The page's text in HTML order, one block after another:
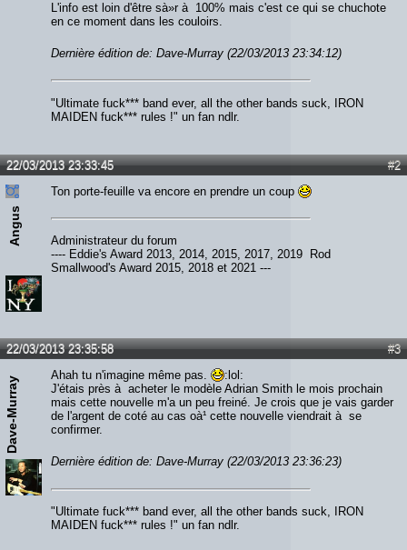
L'info est loin d'être sà»r à 100% mais c'est ce qui se chuchote
en ce moment dans les couloirs.
Dernière édition de: Dave-Murray (22/03/2013 23:34:12)
"Ultimate fuck*** band ever, all the other bands suck, IRON
MAIDEN fuck*** rules !" un fan ndlr.
#2
22/03/2013 23:33:45
Angus
Ton porte-feuille va encore en prendre un coup
Administrateur du forum
---- Eddie's Award 2013, 2014, 2015, 2017, 2019 Rod
Smallwood's Award 2015, 2018 et 2021 ---
#3
22/03/2013 23:35:58
Dave-Murray
Ahah tu n'imagine même pas.
:lol:
J'étais près à acheter le modèle Adrian Smith le mois prochain
mais cette nouvelle m'a un peu freiné. Je crois que je vais garder
de l'argent de coté au cas oà¹ cette nouvelle viendrait à se
confirmer.
Dernière édition de: Dave-Murray (22/03/2013 23:36:23)
"Ultimate fuck*** band ever, all the other bands suck, IRON
MAIDEN fuck*** rules !" un fan ndlr.